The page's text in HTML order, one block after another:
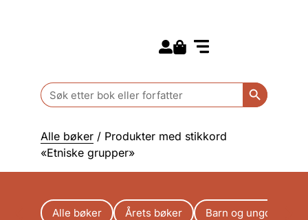
Search
for:
Search
Alle bøker / Produkter med stikkord
«Etniske grupper»
Alle bøker Årets bøker Barn og ungdom